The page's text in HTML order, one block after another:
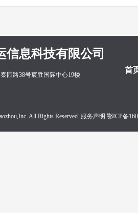
信息科技有限公司
首
园路38号宸胜国际中心19楼
All Rights Reserved. 服务声明 鄂ICP备